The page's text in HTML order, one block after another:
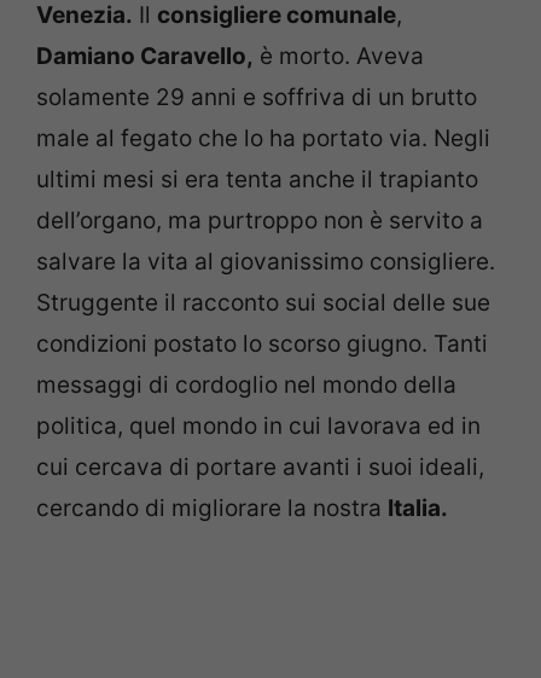
Venezia. Il consigliere comunale,
Damiano Caravello, è morto. Aveva
solamente 29 anni e soffriva di un brutto
male al fegato che lo ha portato via. Negli
ultimi mesi si era tenta anche il trapianto
dell’organo, ma purtroppo non è servito a
salvare la vita al giovanissimo consigliere.
Struggente il racconto sui social delle sue
condizioni postato lo scorso giugno. Tanti
messaggi di cordoglio nel mondo della
politica, quel mondo in cui lavorava ed in
cui cercava di portare avanti i suoi ideali,
cercando di migliorare la nostra Italia.